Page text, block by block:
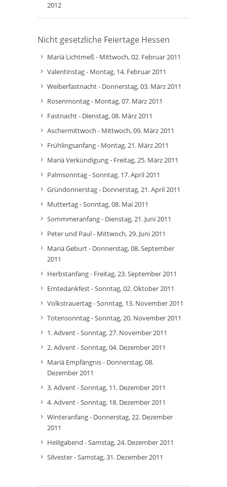
2012
Nicht gesetzliche Feiertage Hessen
Mariä Lichtmeß - Mittwoch, 02. Februar 2011
Valentinstag - Montag, 14. Februar 2011
Weiberfastnacht - Donnerstag, 03. März 2011
Rosenmontag - Montag, 07. März 2011
Fastnacht - Dienstag, 08. März 2011
Aschermittwoch - Mittwoch, 09. März 2011
Frühlingsanfang - Montag, 21. März 2011
Mariä Verkündigung - Freitag, 25. März 2011
Palmsonntag - Sonntag, 17. April 2011
Gründonnerstag - Donnerstag, 21. April 2011
Muttertag - Sonntag, 08. Mai 2011
Sommmeranfang - Dienstag, 21. Juni 2011
Peter und Paul - Mittwoch, 29. Juni 2011
Mariä Geburt - Donnerstag, 08. September
2011
Herbstanfang - Freitag, 23. September 2011
Erntedankfest - Sonntag, 02. Oktober 2011
Volkstrauertag - Sonntag, 13. November 2011
Totensonntag - Sonntag, 20. November 2011
1. Advent - Sonntag, 27. November 2011
2. Advent - Sonntag, 04. Dezember 2011
Mariä Empfängnis - Donnerstag, 08.
Dezember 2011
3. Advent - Sonntag, 11. Dezember 2011
4. Advent - Sonntag, 18. Dezember 2011
Winteranfang - Donnerstag, 22. Dezember
2011
Heiligabend - Samstag, 24. Dezember 2011
Silvester - Samstag, 31. Dezember 2011